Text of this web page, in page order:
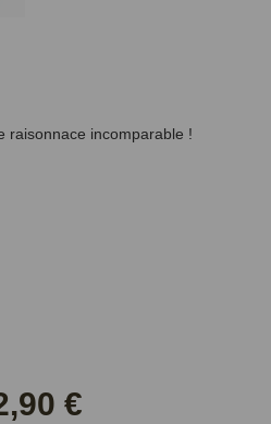
raisonnace incomparable !
€